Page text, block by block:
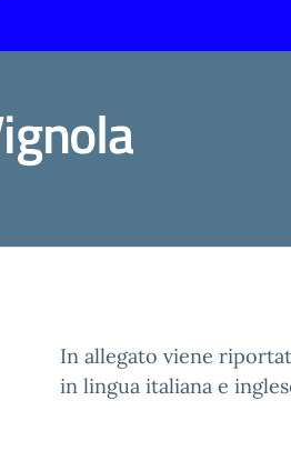
In allegato viene
in lingua italiana e